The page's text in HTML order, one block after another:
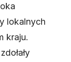
lokalnych
kraju.